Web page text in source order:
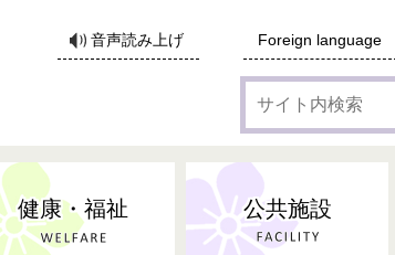
音声読み上げ Foreign language
イ
ト
検
索
健康・福祉 公共施設